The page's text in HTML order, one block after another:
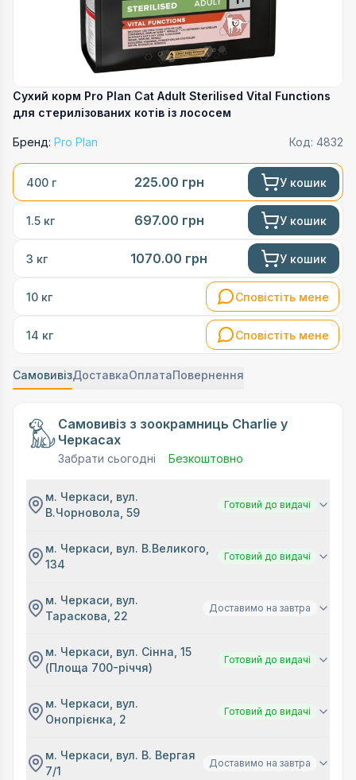
Сухий корм Pro Plan Cat Adult Sterilised Vital Functions
для стерилізованих котів із лососем
Бренд: Pro Plan Код: 4832
400 г 225.00 грн У кошик
1.5 кг 697.00 грн У кошик
3 кг 1070.00 грн У кошик
10 кг Сповістіть мене
14 кг Сповістіть мене
СамовивізДоставкаОплатаПовернення
Самовивіз з зоокрамниць Charlie у
Черкасах
Забрати сьогодні Безкоштовно
м. Черкаси, вул.
В.Чорновола, 59
Готовий до видачі
м. Черкаси, вул. В.Великого,
134
Готовий до видачі
м. Черкаси, вул.
Тараскова, 22
Доставимо на завтра
м. Черкаси, вул. Сінна, 15
(Площа 700-річчя)
Готовий до видачі
м. Черкаси, вул.
Онопрієнка, 2
Готовий до видачі
м. Черкаси, вул. В. Вергая
7/1
Доставимо на завтра